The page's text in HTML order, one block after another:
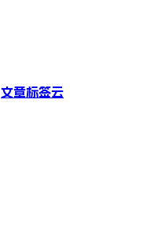
文章标签云